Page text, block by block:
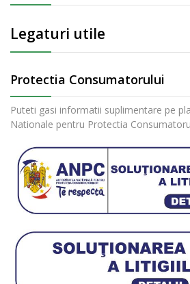
Legaturi utile
Protectia Consumatorului
Puteti gasi informatii suplimentare pe
Nationale pentru Protectia